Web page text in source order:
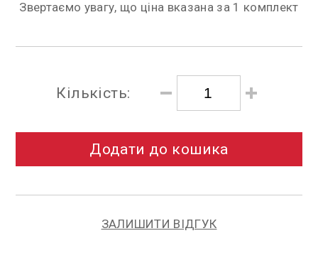
Звертаємо увагу, що ціна вказана за 1 комплект
Кількість:
Додати до кошика
ЗАЛИШИТИ ВІДГУК